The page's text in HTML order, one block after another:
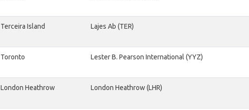
Terceira Island Lajes Ab (TER)
Toronto Lester B. Pearson International (YYZ)
London Heathrow London Heathrow (LHR)